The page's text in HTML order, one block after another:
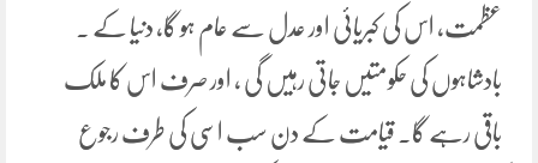
عظمت، اس کی کبریائی اور عدل سے عام ہو گا، دنیا کے ۔
بادشاہوں کی حکومتیں جاتی رہیں گی ، اور صرف اس کا ملک
باقی رہے گا۔ قیامت کے دن سب اسی کی طرف رجوع